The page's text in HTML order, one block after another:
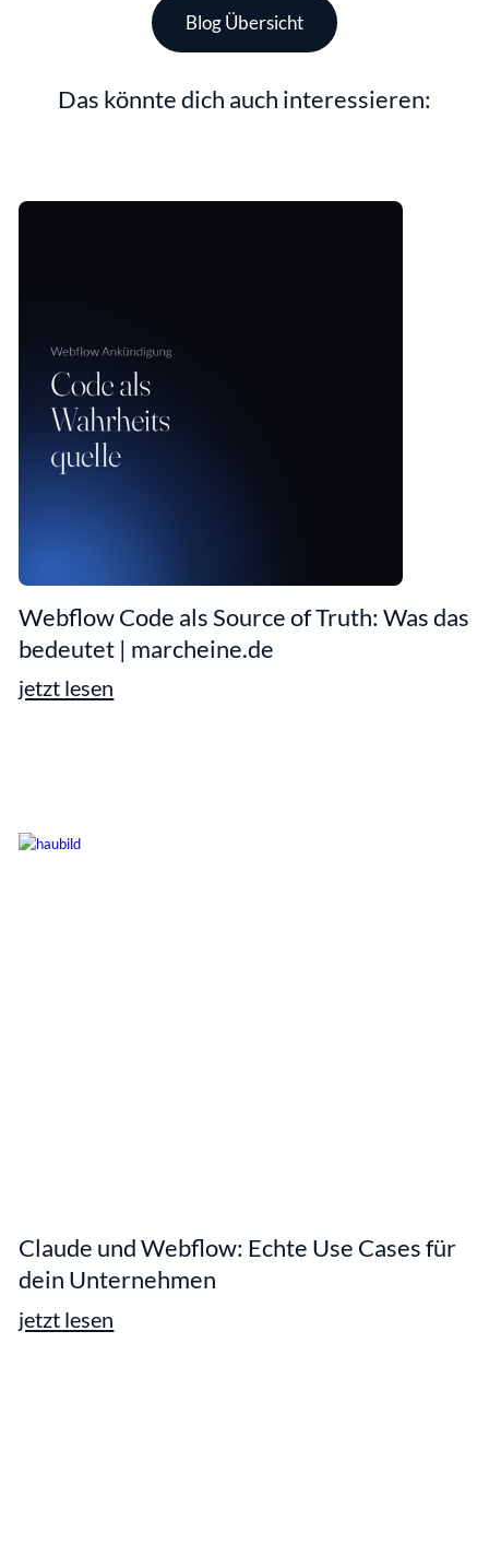
Das könnte dich auch interessieren:
Blog Übersicht
Webflow Code als Source of Truth: Was das
bedeutet | marcheine.de
jetzt lesen
Claude und Webflow: Echte Use Cases für
dein Unternehmen
jetzt lesen